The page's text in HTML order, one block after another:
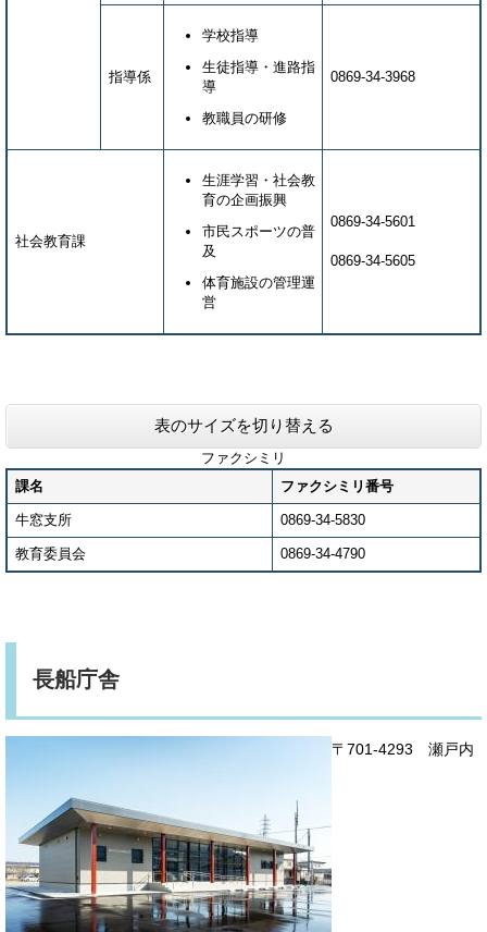
指導係
学校指導
生徒指導・進路指
導
教職員の研修
0869-34-3968
社会教育課
生涯学習・社会教
育の企画振興
市民スポーツの普
及
体育施設の管理運
営
0869-34-5601
0869-34-5605
表のサイズを切り替える
ファクシミリ
課名
ファクシミリ番号
牛窓支所 0869-34-5830
教育委員会 0869-34-4790
長船庁舎
〒701-4293 瀬戸内